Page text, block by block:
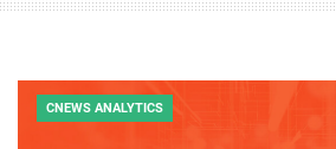
CNEWS ANALYTICS